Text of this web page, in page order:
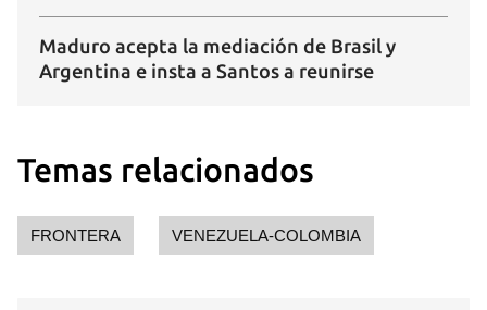
Maduro acepta la mediación de Brasil y
Argentina e insta a Santos a reunirse
Temas relacionados
FRONTERA VENEZUELA-COLOMBIA